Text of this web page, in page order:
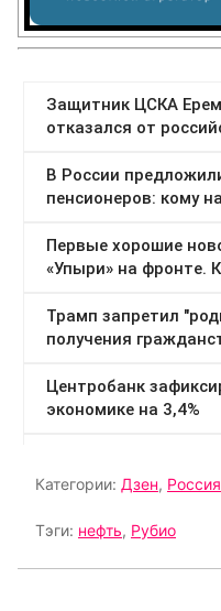
Категории: Дзен, Россия
Тэги: нефть, Рубио